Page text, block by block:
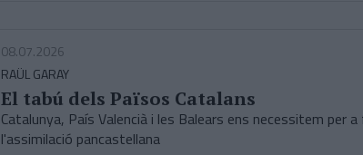
08.07.2026
RAÜL GARAY
El tabú dels Països Catalans
Catalunya, País Valencià i les Balears ens necessitem per
l'assimilació pancastellana